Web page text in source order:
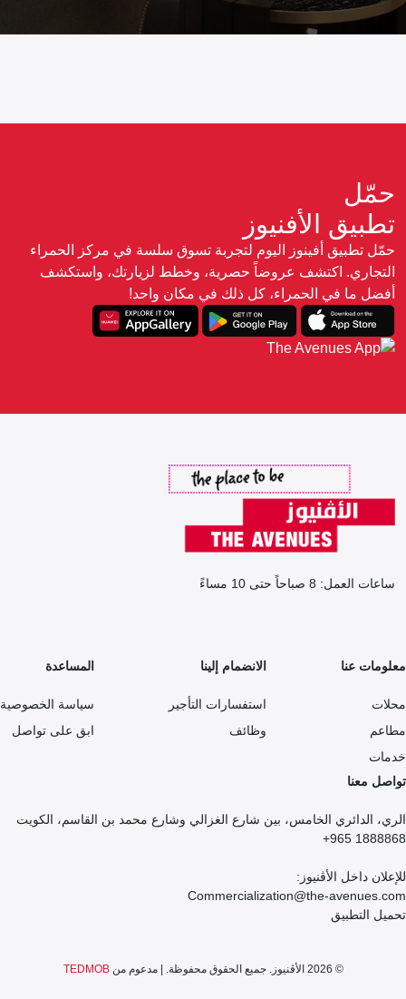
حمّل
تطبيق الأفنيوز
حمّل تطبيق أفينوز اليوم لتجربة تسوق سلسة في مركز الحمراء
التجاري. اكتشف عروضاً حصرية، وخطط لزيارتك، واستكشف
أفضل ما في الحمراء، كل ذلك في مكان واحد!
ساعات العمل: 8 صباحاً حتى 10 مساءً
معلومات عنا
محلات
مطاعم
خدمات
الانضمام إلينا
استفسارات التأجير
وظائف
المساعدة
سياسة الخصوصية
ابق على تواصل
تواصل معنا
الري، الدائري الخامس، بين شارع الغزالي وشارع محمد بن القاسم، الكويت
1888868 965+
للإعلان داخل الأڤنيوز:
Commercialization@the-avenues.com
تحميل التطبيق
© 2026 الأڤنيوز. جميع الحقوق محفوظة. | مدعوم من TEDMOB